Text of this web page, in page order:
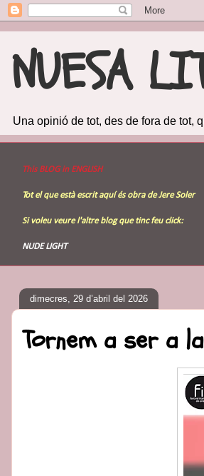
NUESA
Una opinió de tot, des de fora de tot,
This BLOG in ENGLISH
Tot el que està escrit aquí és obra de Jere Soler
Si voleu veure l'altreblogque tinc feu click:
NUDE LIGHT
dimecres, 29 d’abril del 2026
Tornem a ser a